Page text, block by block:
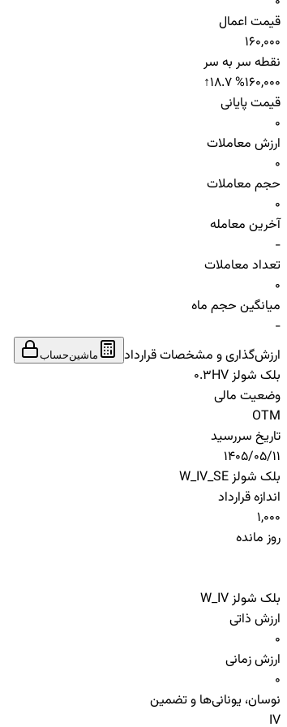
قیمت اعمال
160,000
نقطه سر به سر
160,000
↑18.7 %
قیمت پایانی
0
ارزش معاملات
0
حجم معاملات
0
آخرین معامله
-
تعداد معاملات
0
میانگین حجم ماه
-
ارزش‌گذاری و مشخصات قرارداد
ماشین‌حساب
بلک شولز HV
0.3
وضعیت مالی
OTM
تاریخ سررسید
1405/05/11
بلک شولز W_IV_SE
اندازه قرارداد
1,000
روز مانده
بلک شولز W_IV
ارزش ذاتی
0
ارزش زمانی
0
نوسان، یونانی‌ها و تضمین
IV